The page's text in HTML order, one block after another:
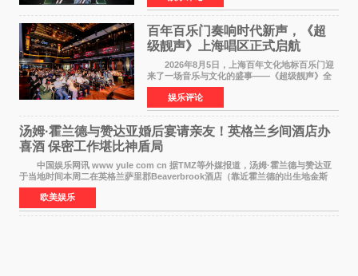
此后，账号持续沿
百年百乐门奏响时代新声，《超
级靓声》上海唱区正式启航
2026年8月5日，上海百年文化地标百乐门迎
来了一场音乐与文化的盛事——《超级靓声》全
国励志音乐公益节目上海唱区新闻发布会暨启动
仪式在此隆重举行。各界领导、嘉宾与媒体朋友
齐聚一堂，共同
娱乐评论
汤姆·霍兰德与赞达亚婚后宴请亲友！英格兰乡间酒店办
喜酒 保密工作堪比神盾局
中国娱乐网讯 www yule com cn 据TMZ等外媒报道，汤姆·霍兰德与赞达亚
于当地时间本周二在英格兰萨里郡Beaverbrook酒店（靠近霍兰德的出生地金斯
顿）举办婚宴，邀请家人与朋友们喝喜酒，庆祝
欧美娱乐